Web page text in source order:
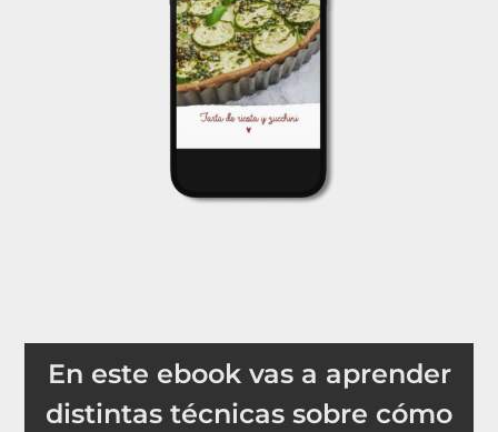
En este ebook vas a aprender
distintas técnicas sobre cómo